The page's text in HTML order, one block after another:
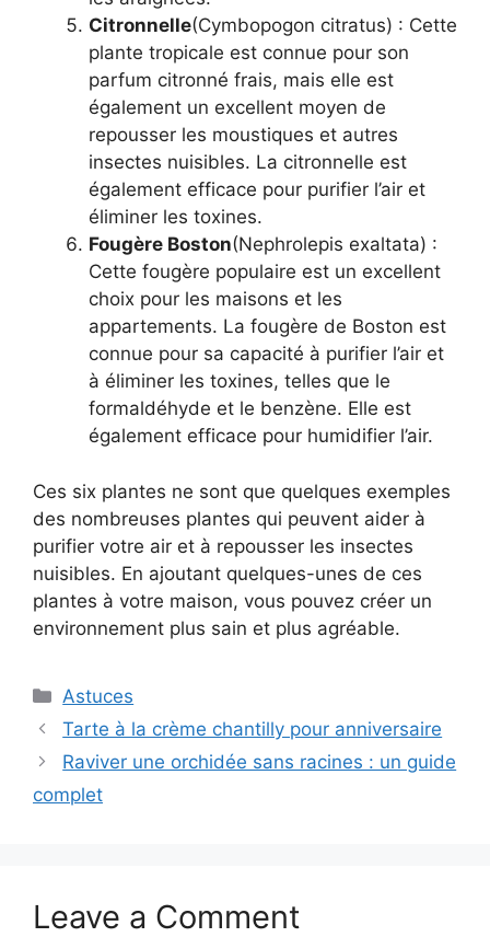
Citronnelle(Cymbopogon citratus) : Cette
plante tropicale est connue pour son
parfum citronné frais, mais elle est
également un excellent moyen de
repousser les moustiques et autres
insectes nuisibles. La citronnelle est
également efficace pour purifier l’air et
éliminer les toxines.
Fougère Boston(Nephrolepis exaltata) :
Cette fougère populaire est un excellent
choix pour les maisons et les
appartements. La fougère de Boston est
connue pour sa capacité à purifier l’air et
à éliminer les toxines, telles que le
formaldéhyde et le benzène. Elle est
également efficace pour humidifier l’air.
Ces six plantes ne sont que quelques exemples
des nombreuses plantes qui peuvent aider à
purifier votre air et à repousser les insectes
nuisibles. En ajoutant quelques-unes de ces
plantes à votre maison, vous pouvez créer un
environnement plus sain et plus agréable.
Categories
Astuces
Tarte à la crème chantilly pour anniversaire
Raviver une orchidée sans racines : un guide
complet
Leave a Comment